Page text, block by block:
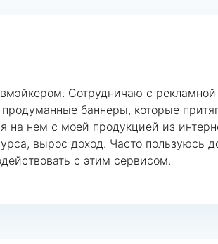
Сотрудничаю с
баннеры, которые
на нем с моей продукцией из
вырос доход. Часто пользуюсь
с этим сервисом.